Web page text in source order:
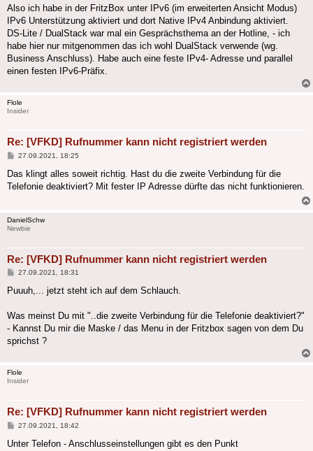
Also ich habe in der FritzBox unter IPv6 (im erweiterten Ansicht Modus)
IPv6 Unterstützung aktiviert und dort Native IPv4 Anbindung aktiviert.
DS-Lite / DualStack war mal ein Gesprächsthema an der Hotline, - ich
habe hier nur mitgenommen das ich wohl DualStack verwende (wg.
Business Anschluss). Habe auch eine feste IPv4- Adresse und parallel
einen festen IPv6-Präfix.
Flole
Insider
Re: [VFKD] Rufnummer kann nicht registriert werden
Beitrag
27.09.2021, 18:25
Das klingt alles soweit richtig. Hast du die zweite Verbindung für die
Telefonie deaktiviert? Mit fester IP Adresse dürfte das nicht funktionieren.
DanielSchw
Newbie
Re: [VFKD] Rufnummer kann nicht registriert werden
Beitrag
27.09.2021, 18:31
Puuuh,... jetzt steht ich auf dem Schlauch.
Was meinst Du mit "..die zweite Verbindung für die Telefonie deaktiviert?"
- Kannst Du mir die Maske / das Menu in der Fritzbox sagen von dem Du
sprichst ?
Flole
Insider
Re: [VFKD] Rufnummer kann nicht registriert werden
Beitrag
27.09.2021, 18:42
Unter Telefon - Anschlusseinstellungen gibt es den Punkt